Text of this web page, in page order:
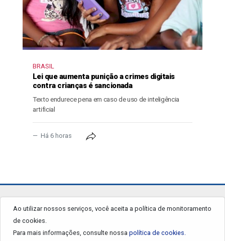
BRASIL
Lei que aumenta punição a crimes digitais
contra crianças é sancionada
Texto endurece pena em caso de uso de inteligência
artificial
Há 6 horas
Ao utilizar nossos serviços, você aceita a política de monitoramento
de cookies.
Para mais informações, consulte nossa política de cookies.
jornalgrandourados.com.br